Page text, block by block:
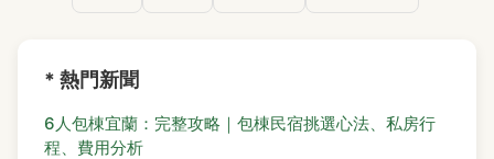
* 熱門新聞
6人包棟宜蘭：完整攻略｜包棟民宿挑選心法、私房行
程、費用分析